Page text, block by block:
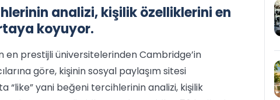
analizi, kişilik özelliklerini en
koyuyor.
en prestijli üniversitelerinden Cambridge’in
göre, kişinin sosyal paylaşım sitesi
“like” yani beğeni tercihlerinin analizi, kişilik